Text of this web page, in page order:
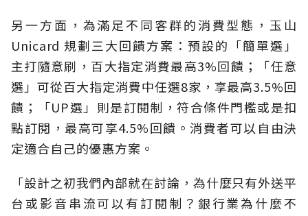
另一方面，為滿足不同客群的消費型態，玉山
Unicard 規劃三大回饋方案：預設的「簡單選」
主打隨意刷，百大指定消費最高3%回饋；「任意
選」可從百大指定消費中任選8家，享最高3.5%回
饋；「UP選」則是訂閱制，符合條件門檻或是扣
點訂閱，最高可享4.5%回饋。消費者可以自由決
定適合自己的優惠方案。
「設計之初我們內部就在討論，為什麼只有外送平
台或影音串流可以有訂閱制？銀行業為什麼不